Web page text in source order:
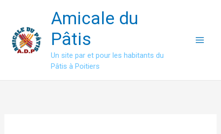
contenu
Amicale du
Pâtis
Un site par et pour les habitants du
Pâtis à Poitiers